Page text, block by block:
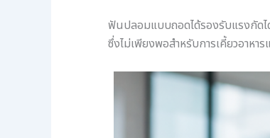
ฟันปลอมแบบถอดได้รองรับแรงกัด
ซึ่งไม่เพียงพอสำหรับการเคี้ยวอาหา